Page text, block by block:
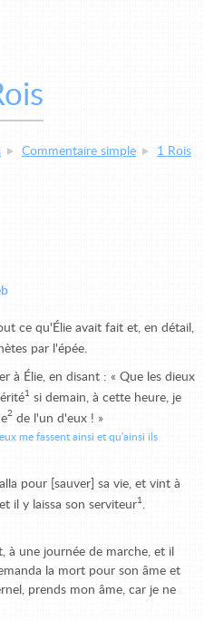
Commentaire simple
1 Rois
ce qu'Élie avait fait et, en détail,
par l'épée.
à Élie, en disant : « Que les dieux
1 si demain, à cette heure, je
2 de l'un d'eux ! »
me fassent ainsi et qu'ainsi ils
pour [sauver] sa vie, et vint à
il y laissa son serviteur1 .
à une journée de marche, et il
la mort pour son âme et
prends mon âme, car je ne